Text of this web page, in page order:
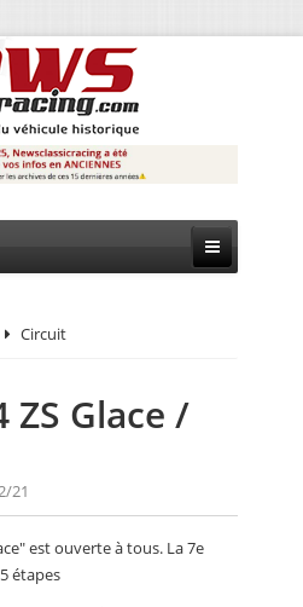
Circuit
ZS Glace /
21
est ouverte à tous. La 7e
étapes